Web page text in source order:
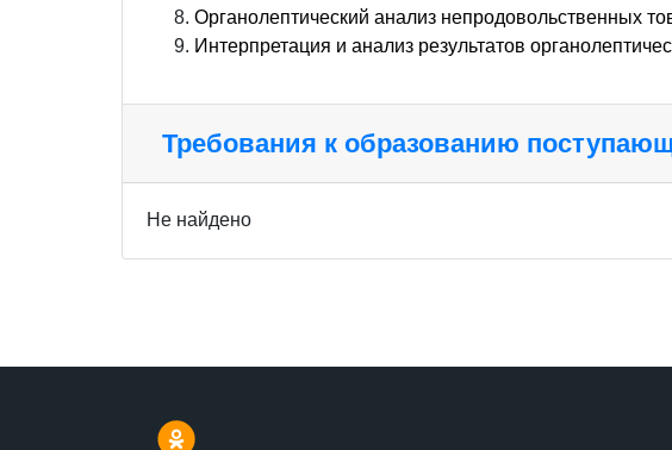
Органолептический анализ непродовольственных
Интерпретация и анализ результатов
Требования к образованию
Не найдено